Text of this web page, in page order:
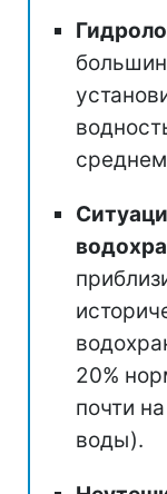
20%
почти
воды).